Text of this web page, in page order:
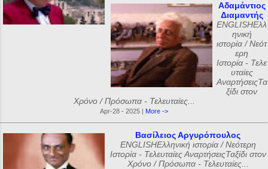
Αδαμάντιος
Διαμαντής
ENGLISHΕλλ
ηνική
ιστορία / Νεότ
ερη
Ιστορία - Τελε
υταίες
ΑναρτήσειςΤα
ξίδι στον
Χρόνο / Πρόσωπα - Τελευταίες...
Apr-28 - 2025 | More ->
Βασίλειος Αργυρόπουλος
ENGLISHΕλληνική ιστορία / Νεότερη
Ιστορία - Τελευταίες ΑναρτήσειςΤαξίδι στον
Χρόνο / Πρόσωπα - Τελευταίες...